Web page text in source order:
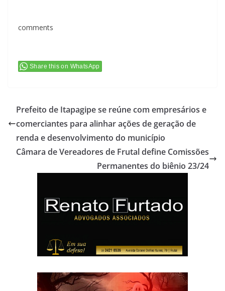
comments
Share this on WhatsApp
Prefeito de Itapagipe se reúne com empresários e
comerciantes para alinhar ações de geração de
renda e desenvolvimento do município
Câmara de Vereadores de Frutal define Comissões
Permanentes do biênio 23/24